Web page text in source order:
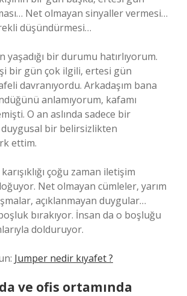
Net olmayan sinyaller vermesi…
düşündürmesi…
yaşadığı bir durumu hatırlıyorum.
bir gün çok ilgili, ertesi gün
davranıyordu. Arkadaşım bana
anlamıyorum, kafamı
O an aslında sadece bir
duygusal bir belirsizlikten
ettim.
çoğu zaman iletişim
Net olmayan cümleler, yarım
açıklanmayan duygular…
bırakıyor. İnsan da o boşluğu
dolduruyor.
Jumper nedir kıyafet ?
ve ofis ortamında